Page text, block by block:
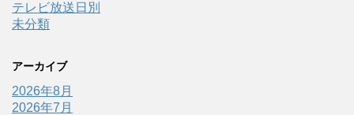
テレビ放送日別
未分類
アーカイブ
2026年8月
2026年7月